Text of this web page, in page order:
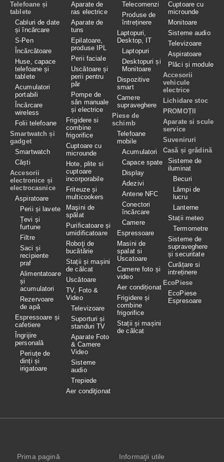
Telefoane și
tablete
Cabluri de date
și încărcare
S-Pen
Încărcătoare
Huse, capace
telefoane și
tablete
Acumulatori
portabili
Încărcare
wireless
Folii telefoane
Smartwatch și
gadget
Smartwatch
Căști
Accesorii
electronice și
electrocasnice
Aspiratoare
Perii și lavete
Țevi și
furtune
Filtre
Saci și
recipiente
praf
Alimentatoare
și
acumulatori
Rezervoare
de apă
Espressoare și
cafetiere
Îngrijire
personală
Periuțe de
dinți și
irigatoare
Aparate de
ras electrice
Aparate de
tuns
Epilatoare,
produse IPL
Perii faciale
Uscătoare și
perii pentru
păr
Pompe de
sân manuale
și electrice
Frigidere si
combine
frigorifice
Cuptoare cu
microunde
Hote, plite si
cuptoare
incorporabile
Friteuze și
multicookers
Maşini de
spălat
Purificatoare și
umidificatoare
Roboţi de
bucătărie
Stații și mașini
de călcat
Uscătoare
TV, Foto &
Video
Televizoare
Suporturi și
standuri TV
Aparate Foto
& Camere
Video
Sisteme
audio
Trepiede
Aer condiţionat
Telecomenzi
Produse de
întreținere
Laptopuri,
Desktop, IT
Laptopuri
Desktopuri și
Monitoare
Dispozitive
smart
Camere
supraveghere
Piese de
schimb
Telefoane
mobile
Acumulatori
Capace spate
Display
Adezivi
Antene NFC
Conectori
încărcare
Camere
Espressoare
Masini de
spalat si
Uscatoare
Camere foto și
video
Aer condiționat
Frigidere și
combine
frigorifice
Stații și mașini
de călcat
Cuptoare cu
microunde
Monitoare
Sisteme audio
Televizoare
Aspiratoare
Plăci și module
Accesorii
vehicule
electrice
Lichidare stoc
PROMOȚII
Aparate si scule
service
Suveniruri
Casă și grădină
Sisteme de
iluminat
Becuri
Lămpi de
lucru
Lanterne
Stații meteo
Termometre
Sisteme de
supraveghere
și securitate
Curățare si
intreținere
EcoPiese
EcoPiese
Espresoare
Prima pagină
Informaţii utile